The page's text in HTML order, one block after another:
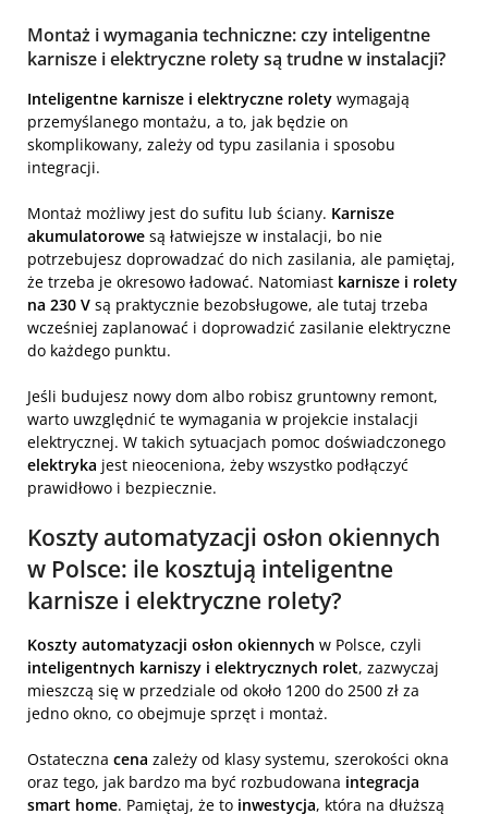
Montaż i wymagania techniczne: czy inteligentne
karnisze i elektryczne rolety są trudne w instalacji?
Inteligentne karnisze i elektryczne rolety wymagają
przemyślanego montażu, a to, jak będzie on
skomplikowany, zależy od typu zasilania i sposobu
integracji.
Montaż możliwy jest do sufitu lub ściany. Karnisze
akumulatorowe są łatwiejsze w instalacji, bo nie
potrzebujesz doprowadzać do nich zasilania, ale pamiętaj,
że trzeba je okresowo ładować. Natomiast karnisze i rolety
na 230 V są praktycznie bezobsługowe, ale tutaj trzeba
wcześniej zaplanować i doprowadzić zasilanie elektryczne
do każdego punktu.
Jeśli budujesz nowy dom albo robisz gruntowny remont,
warto uwzględnić te wymagania w projekcie instalacji
elektrycznej. W takich sytuacjach pomoc doświadczonego
elektryka jest nieoceniona, żeby wszystko podłączyć
prawidłowo i bezpiecznie.
Koszty automatyzacji osłon okiennych
w Polsce: ile kosztują inteligentne
karnisze i elektryczne rolety?
Koszty automatyzacji osłon okiennych w Polsce, czyli
inteligentnych karniszy i elektrycznych rolet, zazwyczaj
mieszczą się w przedziale od około 1200 do 2500 zł za
jedno okno, co obejmuje sprzęt i montaż.
Ostateczna cena zależy od klasy systemu, szerokości okna
oraz tego, jak bardzo ma być rozbudowana integracja
smart home. Pamiętaj, że to inwestycja, która na dłuższą